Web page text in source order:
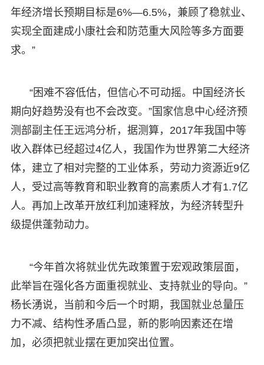
年经济增长预期目标是6%—6.5%，兼顾了稳就业、
实现全面建成小康社会和防范重大风险等多方面要
求。”
“困难不容低估，但信心不可动摇。中国经济长
期向好趋势没有也不会改变。”国家信息中心经济预
测部副主任王远鸿分析，据测算，2017年我国中等
收入群体已经超过4亿人，我国作为世界第二大经济
体，建立了相对完整的工业体系，劳动力资源近9亿
人，受过高等教育和职业教育的高素质人才有1.7亿
人。再加上改革开放红利加速释放，为经济转型升
级提供蓬勃动力。
“今年首次将就业优先政策置于宏观政策层面，
此举旨在强化各方面重视就业、支持就业的导向。”
杨长湧说，当前和今后一个时期，我国就业总量压
力不减、结构性矛盾凸显，新的影响因素还在增
加，必须把就业摆在更加突出位置。